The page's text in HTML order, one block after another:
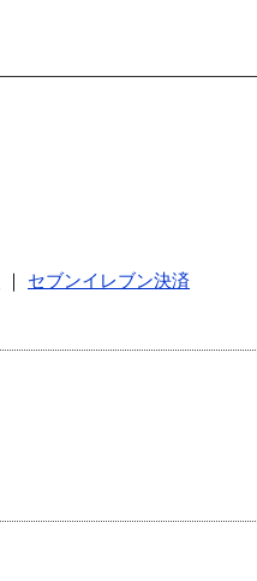
セブンイレブン決済